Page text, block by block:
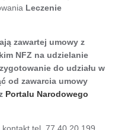
Leczenie
zawartej umowy z
NFZ na udzielanie
do udziału w
od zawarcia umowy
Portalu Narodowego
tel. 77 40 20 199